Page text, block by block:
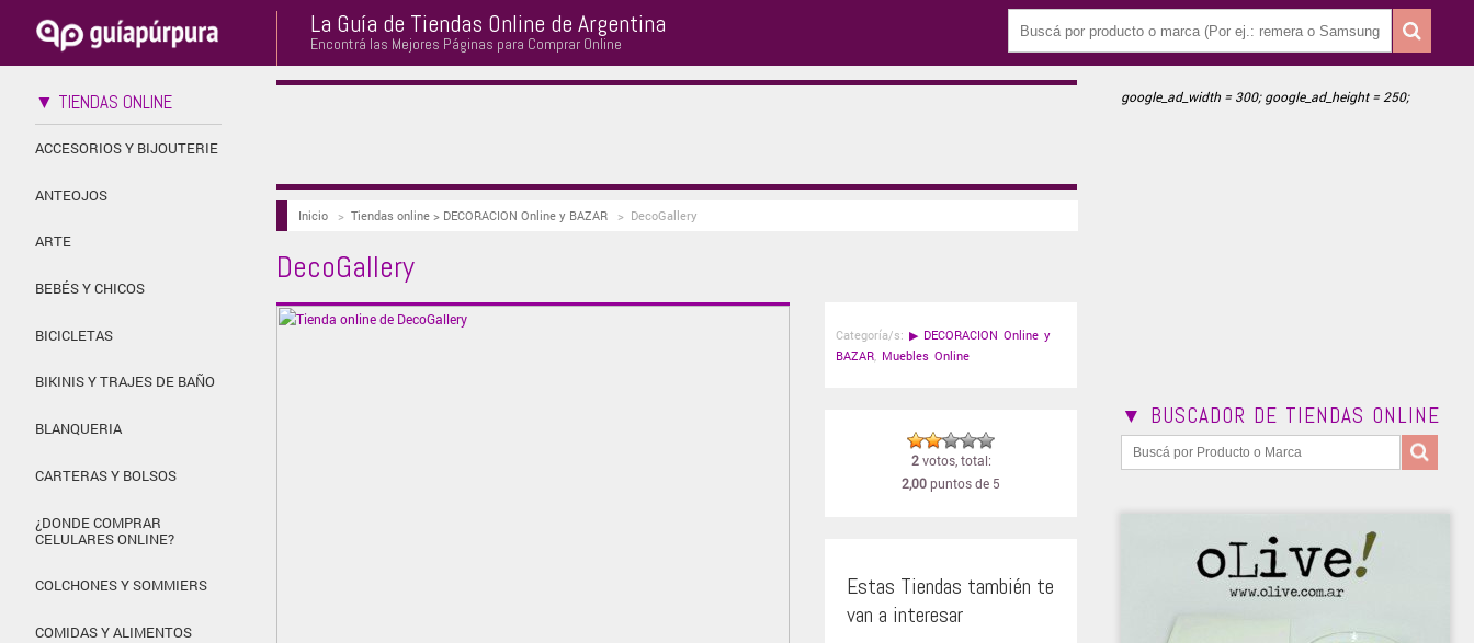
La Guía de Tiendas Online de Argentina
Encontrá las Mejores Páginas para Comprar Online
▼ TIENDAS ONLINE
ACCESORIOS Y BIJOUTERIE
ANTEOJOS
ARTE
BEBÉS Y CHICOS
BICICLETAS
BIKINIS Y TRAJES DE BAÑO
BLANQUERIA
CARTERAS Y BOLSOS
¿DONDE COMPRAR
CELULARES ONLINE?
COLCHONES Y SOMMIERS
COMIDAS Y ALIMENTOS
Inicio> Tiendas online > DECORACION Online y BAZAR> DecoGallery
DecoGallery
Categoría/s: ▶ DECORACION Online y
BAZAR Muebles Online
2votos, total:
2,00puntos de 5
Estas Tiendas también te
van a interesar
google_ad_width = 300; google_ad_height = 250;
▼ BUSCADOR DE TIENDAS ONLINE